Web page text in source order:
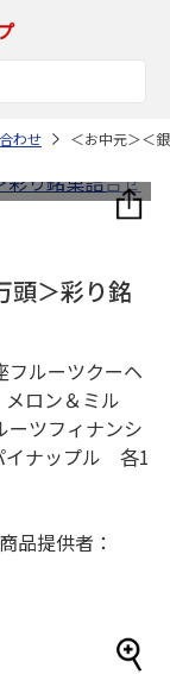
わせ ＜お中元＞＜
頭＞彩り銘
ルーツクーヘ
ロン＆ミル
ツフィナンシ
イナップル 各1
品提供者：